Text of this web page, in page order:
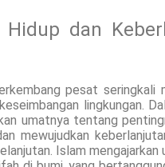
Hidup dan
pesat seringkali
lingkungan.
umatnya tentang
mewujudkan
Islam mengajarkan